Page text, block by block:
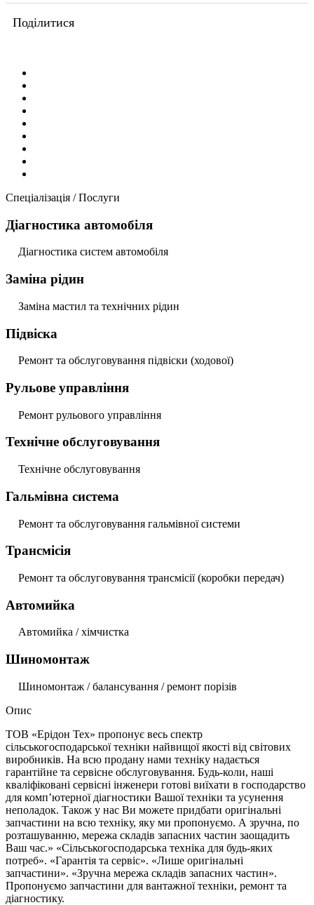
Поділитися
Спеціалізація / Послуги
Діагностика автомобіля
Діагностика систем автомобіля
Заміна рідин
Заміна мастил та технічних рідин
Підвіска
Ремонт та обслуговування підвіски (ходової)
Рульове управління
Ремонт рульового управління
Технічне обслуговування
Технічне обслуговування
Гальмівна система
Ремонт та обслуговування гальмівної системи
Трансмісія
Ремонт та обслуговування трансмісії (коробки передач)
Автомийка
Автомийка / хімчистка
Шиномонтаж
Шиномонтаж / балансування / ремонт порізів
Опис
ТОВ «Ерідон Тех» пропонує весь спектр
сільськогосподарської техніки найвищої якості від світових
виробників. На всю продану нами техніку надається
гарантійне та сервісне обслуговування. Будь-коли, наші
кваліфіковані сервісні інженери готові виїхати в господарство
для комп’ютерної діагностики Вашої техніки та усунення
неполадок. Також у нас Ви можете придбати оригінальні
запчастини на всю техніку, яку ми пропонуємо. А зручна, по
розташуванню, мережа складів запасних частин заощадить
Ваш час.» «Сільськогосподарська техніка для будь-яких
потреб». «Гарантія та сервіс». «Лише оригінальні
запчастини». «Зручна мережа складів запасних частин».
Пропонуємо запчастини для вантажної техніки, ремонт та
діагностику.